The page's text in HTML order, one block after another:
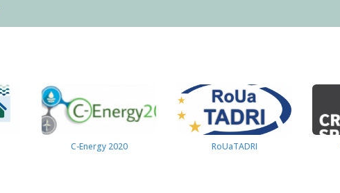
C-Energy 2020 RoUaTADRI